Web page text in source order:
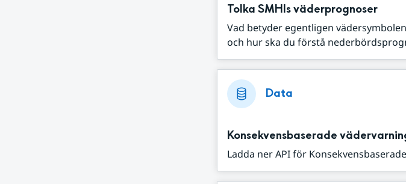
Tolka SMHIs väderprognoser
Vad betyder egentligen
och hur ska du förstå
Data
Konsekvensbaserade
Ladda ner API för